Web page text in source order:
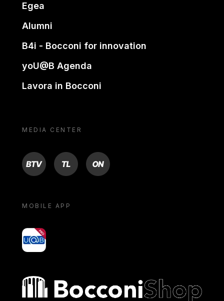
Egea
Alumni
B4i - Bocconi for innovation
yoU@B Agenda
Lavora in Bocconi
MEDIA CENTER
BTV TL ON
MOBILE APP
yoU@B
Bocconi shop